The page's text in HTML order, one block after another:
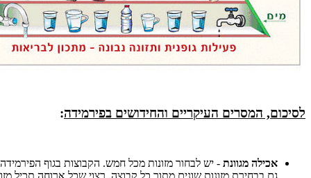
לסיכום, המסרים העיקריים והחידושים בפירמידה:
אכילה מגוונת - יש לבחור מזונות מכל חמש. הקבוצות בגוף